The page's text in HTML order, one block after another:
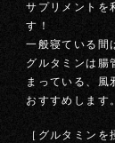
サプリメントを
す！
一般寝ている間
グルタミンは腸
まっている、風
おすすめします
［グルタミン